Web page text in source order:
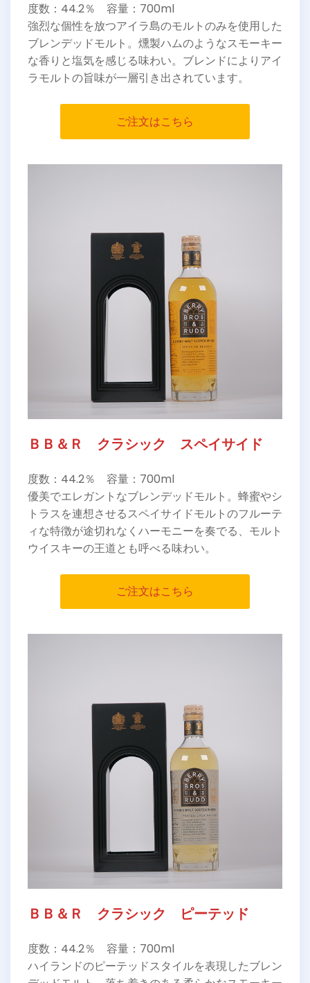
度数：44.2％ 容量：700ml
強烈な個性を放つアイラ島のモルトのみを使用した
ブレンデッドモルト。燻製ハムのようなスモーキー
な香りと塩気を感じる味わい。ブレンドによりアイ
ラモルトの旨味が一層引き出されています。
ご注文はこちら
ＢＢ＆Ｒ クラシック スペイサイド
度数：44.2％ 容量：700ml
優美でエレガントなブレンデッドモルト。蜂蜜やシ
トラスを連想させるスペイサイドモルトのフルーテ
ィな特徴が途切れなくハーモニーを奏でる、モルト
ウイスキーの王道とも呼べる味わい。
ご注文はこちら
ＢＢ＆Ｒ クラシック ピーテッド
度数：44.2％ 容量：700ml
ハイランドのピーテッドスタイルを表現したブレン